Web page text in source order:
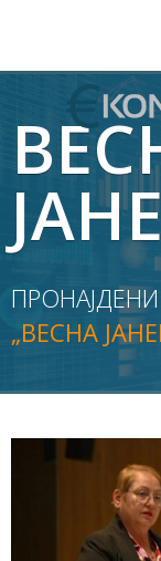
ЖИВОТ
МОЗАИК
„ВЕСНА